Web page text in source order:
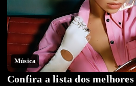
Música
Confira a lista dos melhores